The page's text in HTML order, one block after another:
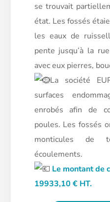
se trouvait
état. Les fossés
les eaux de
pente jusqu’à la
avec eux pierres,
La société
surfaces
enrobés afin de
poules. Les fossés
monticules de
écoulements.
Le montant de
19933,10 € HT.